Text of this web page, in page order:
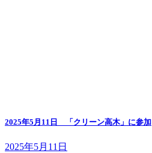
2025年5月11日 「クリーン高木」に参加
2025年5月11日